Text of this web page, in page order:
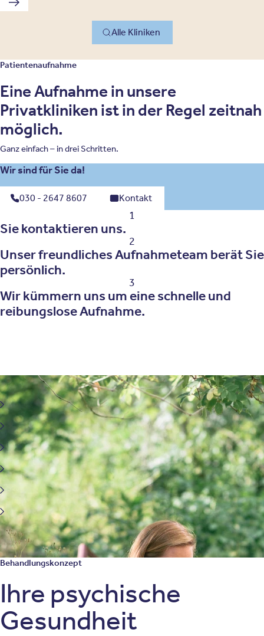
Nächste Klinik
Alle Kliniken
Patientenaufnahme
Eine Aufnahme in unsere
Privatkliniken ist in der Regel zeitnah
möglich.
Ganz einfach – in drei Schritten.
Wir sind für Sie da!
030 - 2647 8607 Kontakt
1
Sie kontaktieren uns.
2
Unser freundliches Aufnahmeteam berät Sie
persönlich.
3
Wir kümmern uns um eine schnelle und
reibungslose Aufnahme.
Behandlungsfelder von biologischen Therapieverfahren
Depression
Bipolare Störungen
Schlafstörungen
Zwangsstörung und verwandte Erkrankungen
Angststörung
Essstörungen
Behandlungskonzept
Ihre psychische
Gesundheit